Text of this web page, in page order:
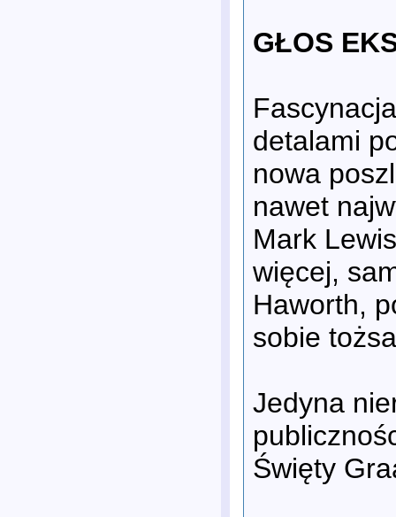
GŁOS
detalami
nowa
nawet
Mark
więcej,
Haworth,
sobie
Jedyna
Święty